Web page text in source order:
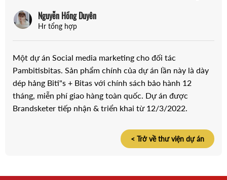
Nguyễn Hồng Duyên
Hr tổng hợp
Một dự án Social media marketing cho đối tác
Pambitisbitas. Sản phẩm chính của dự án lần này là dày
dép hảng Biti"s + Bitas với chính sách bảo hành 12
tháng, miễn phí giao hàng toàn quốc. Dự án được
Brandsketer tiếp nhận & triển khai từ 12/3/2022.
< Trở về thư viện dự án